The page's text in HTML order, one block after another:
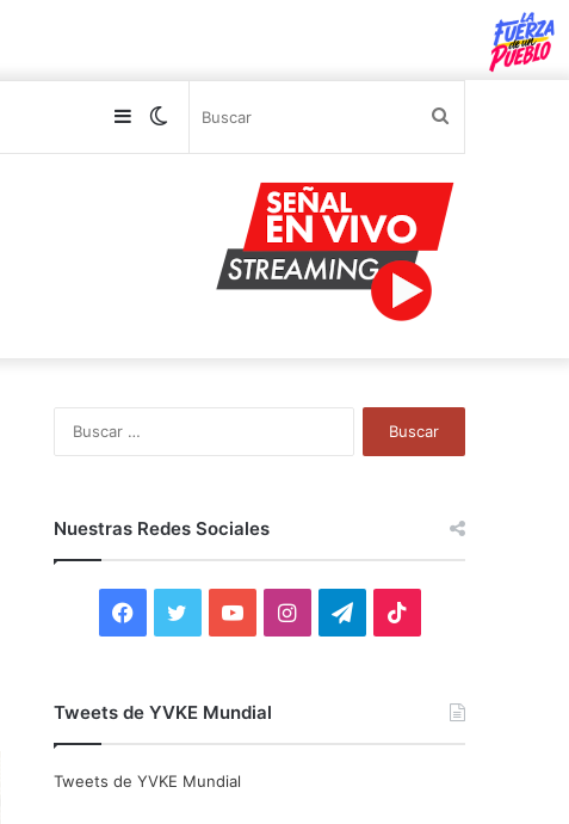
Switch
Sidebar
Nuestras Redes Sociales
F
c
i
Y
u
I
T
Tweets de YVKE Mundial
Tweets de YVKE Mundial